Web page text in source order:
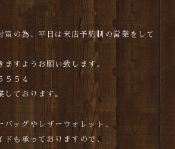
策の為、平日は来店予約制の営業をして
ますようお願い致します。
５４
しております。
バッグやレザーウォレット、
ドも承っておりますので、